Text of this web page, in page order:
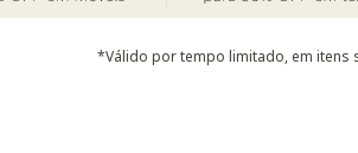
*Válido por tempo limitado, em itens